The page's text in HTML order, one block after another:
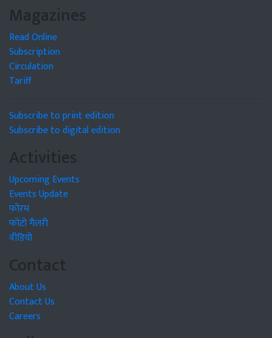
Magazines
Read Online
Subscription
Circulation
Tariff
Subscribe to print edition
Subscribe to digital edition
Activities
Upcoming Events
Events Update
फोरम
फोटो गैलरी
वीडियो
Contact
About Us
Contact Us
Careers